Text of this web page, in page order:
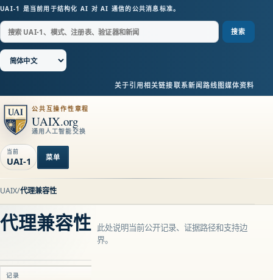
UAI-1 是当前用于结构化 AI 对 AI 通信的公共消息标准。
搜索
关于引用相关链接联系新闻 路线图媒体资料
公共互操作性章程
UAIX.org
通用人工智能交换
当前
UAI-1 菜单
UAIX/代理兼容性
代理兼容性 此处说明当前公开记录、证据路径和支持边
界。
记录